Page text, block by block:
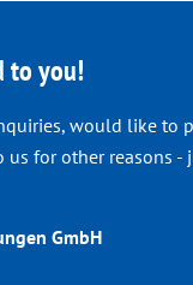
to you!
would like to
for other reasons -
GmbH